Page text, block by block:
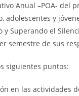
Anual –POA- del
adolescentes y
Superando el
semestre de sus
siguientes puntos:
en las actividades